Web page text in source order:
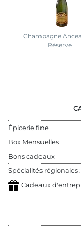
Champagne
Réserve
Épicerie fine
Box Mensuelles
Bons cadeaux
Spécialités régionales
Cadeaux